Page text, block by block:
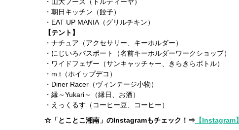
・朝日キッチン（餃子）
・EAT UP MANIA（グリルチキン）
【テント】
・ナチュア（アクセサリー、キーホルダー）
・にじいろパスポート（名前キーホルダーワークショップ）
・ワイドフェザー（サンキャッチャー、きらきらボトル）
・m.t（ホイップデコ）
・Diner Racer（ヴィンテージ小物）
・縁～Yukari～（縁日、お酒）
・えっくるす（コーヒー豆、コーヒー）
☆「とことこ湘南」のInstagramもチェック！⇒ 【Instagram】